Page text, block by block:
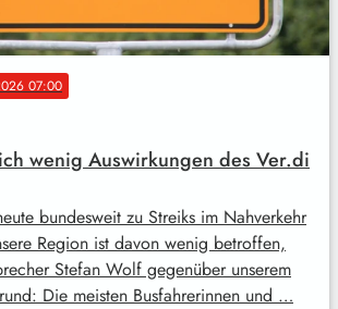
07:00
wenig Auswirkungen des Ver.di
bundesweit zu Streiks im Nahverkehr
Region ist davon wenig betroffen,
Stefan Wolf gegenüber unserem
Die meisten Busfahrerinnen und …